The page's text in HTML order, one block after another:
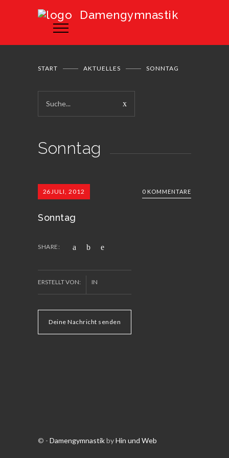
Damengymnastik
START AKTUELLES SONNTAG
Sonntag
26JULI, 2012 0 KOMMENTARE
Sonntag
SHARE:
Deine Nachricht senden
ERSTELLT VON: IN
© - DamengymnastikbyHin und Web